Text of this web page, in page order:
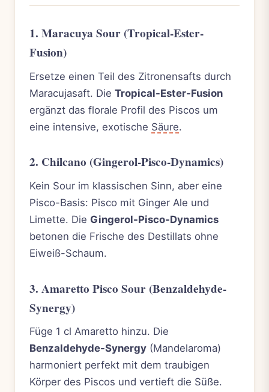
1. Maracuya Sour (Tropical-Ester-
Fusion)
Ersetze einen Teil des Zitronensafts durch
Maracujasaft. Die Tropical-Ester-Fusion
ergänzt das florale Profil des Piscos um
eine intensive, exotische Säure.
2. Chilcano (Gingerol-Pisco-Dynamics)
Kein Sour im klassischen Sinn, aber eine
Pisco-Basis: Pisco mit Ginger Ale und
Limette. Die Gingerol-Pisco-Dynamics
betonen die Frische des Destillats ohne
Eiweiß-Schaum.
3. Amaretto Pisco Sour (Benzaldehyde-
Synergy)
Füge 1 cl Amaretto hinzu. Die
Benzaldehyde-Synergy (Mandelaroma)
harmoniert perfekt mit dem traubigen
Körper des Piscos und vertieft die Süße.